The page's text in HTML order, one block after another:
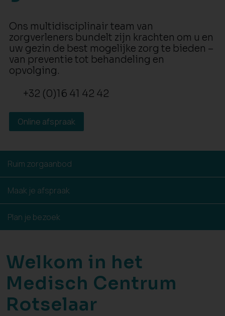
Ons multidisciplinair team van
zorgverleners bundelt zijn krachten om u en
uw gezin de best mogelijke zorg te bieden –
van preventie tot behandeling en
opvolging.
+32 (0)16 41 42 42
Online afspraak
Ruim zorgaanbod
Maak je afspraak
Plan je bezoek
Welkom in het
Medisch Centrum
Rotselaar